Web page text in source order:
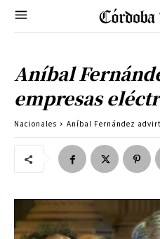
Aníbal
empresas
Nacionales Aníbal Fernández